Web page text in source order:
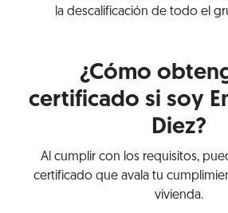
la descalificación de todo el
¿Cómo
certificado si soy
Diez?
Al cumplir con los requisitos,
certificado que avala tu
vivienda.